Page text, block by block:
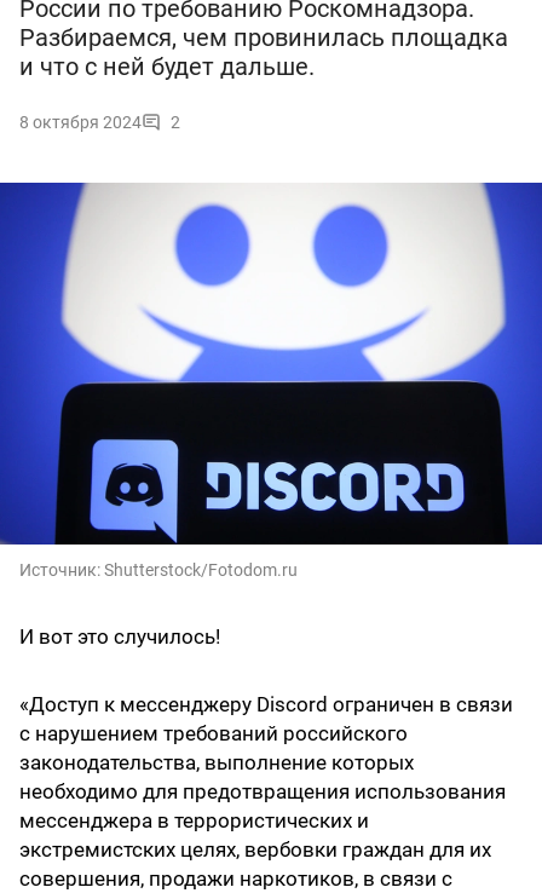
России по требованию Роскомнадзора.
Разбираемся, чем провинилась площадка
и что с ней будет дальше.
8 октября 2024 2
Источник:Shutterstock/Fotodom.ru
И вот это случилось!
«Доступ к мессенджеру Discord ограничен в связи
с нарушением требований российского
законодательства, выполнение которых
необходимо для предотвращения использования
мессенджера в террористических и
экстремистских целях, вербовки граждан для их
совершения, продажи наркотиков, в связи с